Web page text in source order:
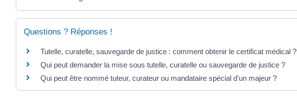
Questions ? Réponses !
Tutelle, curatelle, sauvegarde de justice : comment obtenir le certificat médical ?
Qui peut demander la mise sous tutelle, curatelle ou sauvegarde de justice ?
Qui peut être nommé tuteur, curateur ou mandataire spécial d'un majeur ?